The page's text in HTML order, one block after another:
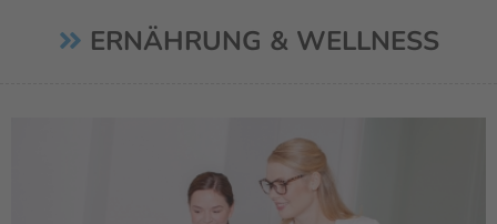
ERNÄHRUNG & WELLNESS